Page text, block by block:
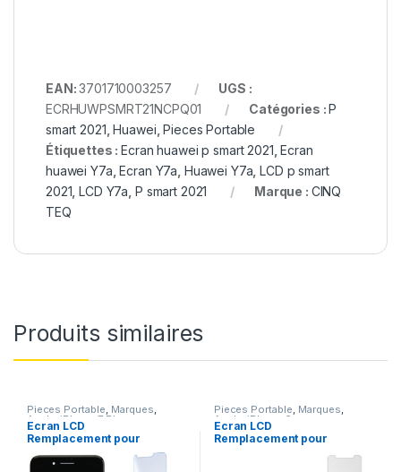
EAN:3701710003257
UGS :
ECRHUWPSMRT21NCPQ01
Catégories :P
smart 2021,Huawei,Pieces Portable
Étiquettes :Ecran huawei p smart 2021,Ecran
huawei Y7a,Ecran Y7a, Huawei Y7a,LCD p smart
2021,LCD Y7a, P smart 2021 Marque : CINQ
TEQ
Produits similaires
Pieces Portable, Marques,
Apple iPhone 7 Plus
Ecran LCD
Remplacement pour
+Verre Trempe +Kit
Pieces Portable, Marques,
Apple iPhone 6
Ecran LCD
Remplacement pour